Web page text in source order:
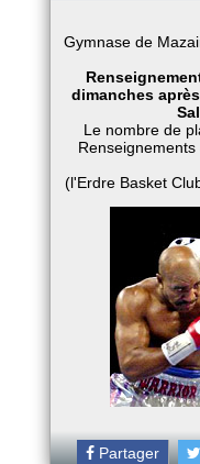
Gymnase de
dimanches
Le nombre de
(l'Erdre Basket
Partager